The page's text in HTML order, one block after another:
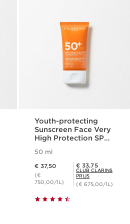
Youth-protecting
Sunscreen Face Very
High Protection SPF
50 ml
€ 37,50
(€
750,00/1L)
Club Clarins Prijs € 33,75
€ 33,75
CLUB CLARINS
PRIJS
(€ 675,00/1L)